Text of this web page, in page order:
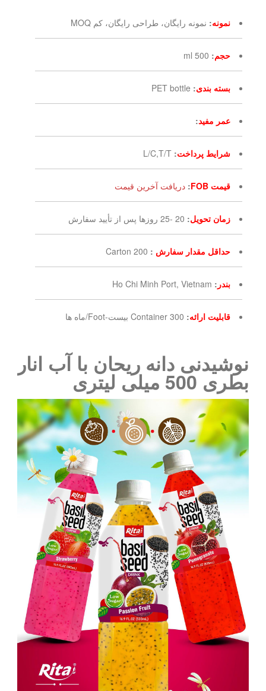
نمونه: نمونه رایگان، طراحی رایگان، کم MOQ
حجم:
500 ml
بسته بندی:
PET bottle
عمر مفید:
شرایط پرداخت:
L/C,T/T
قیمت FOB : دریافت آخرین قیمت
زمان تحویل: 20 -25 روزها پس از تأیید سفارش
حداقل مقدار سفارش :
200 Carton
بندر :
Ho Chi Minh Port, Vietnam
قابلیت ارائه: 300 Container بیست-Foot/ماه ها
نوشیدنی دانه ریحان با آب انار
بطری 500 میلی لیتری